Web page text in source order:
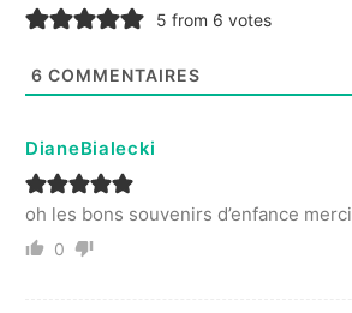
5 from 6 votes
6 COMMENTAIRES
DianeBialecki
oh les bons souvenirs d’enfance merci
0